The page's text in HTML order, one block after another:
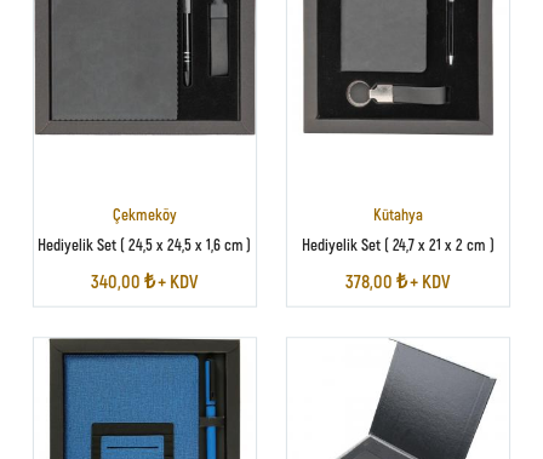
Çekmeköy
Hediyelik Set ( 24,5 x 24,5 x 1,6 cm )
340,00 ₺ + KDV
Kütahya
Hediyelik Set ( 24,7 x 21 x 2 cm )
378,00 ₺ + KDV